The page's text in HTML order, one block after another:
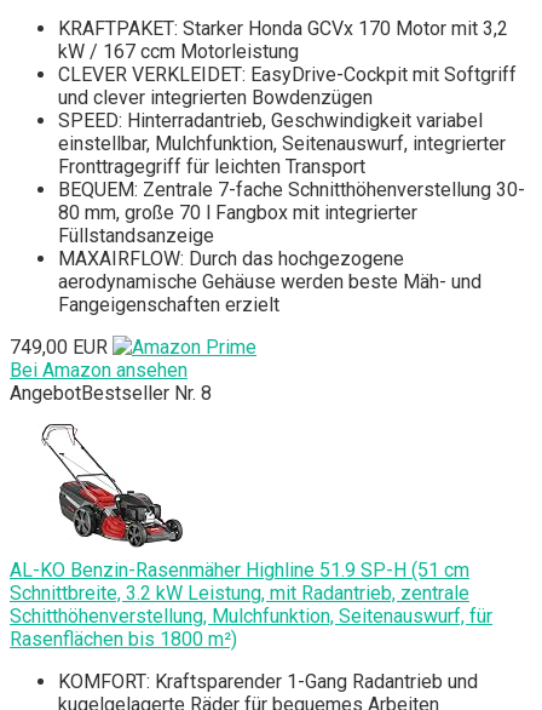
KRAFTPAKET: Starker Honda GCVx 170 Motor mit 3,2
kW / 167 ccm Motorleistung
CLEVER VERKLEIDET: EasyDrive-Cockpit mit Softgriff
und clever integrierten Bowdenzügen
SPEED: Hinterradantrieb, Geschwindigkeit variabel
einstellbar, Mulchfunktion, Seitenauswurf, integrierter
Fronttragegriff für leichten Transport
BEQUEM: Zentrale 7-fache Schnitthöhenverstellung 30-
80 mm, große 70 l Fangbox mit integrierter
Füllstandsanzeige
MAXAIRFLOW: Durch das hochgezogene
aerodynamische Gehäuse werden beste Mäh- und
Fangeigenschaften erzielt
749,00 EUR
Bei Amazon ansehen
AngebotBestseller Nr. 8
AL-KO Benzin-Rasenmäher Highline 51.9 SP-H (51 cm
Schnittbreite, 3.2 kW Leistung, mit Radantrieb, zentrale
Schitthöhenverstellung, Mulchfunktion, Seitenauswurf, für
Rasenflächen bis 1800 m²)
KOMFORT: Kraftsparender 1-Gang Radantrieb und
kugelgelagerte Räder für bequemes Arbeiten